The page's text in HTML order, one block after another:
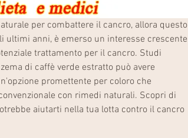
per combattere il cancro, allora questo
ultimi anni, è emerso un interesse crescente
trattamento per il cancro. Studi
di caffè verde estratto può avere
promettente per coloro che
con rimedi naturali. Scopri di
aiutarti nella tua lotta contro il cancro